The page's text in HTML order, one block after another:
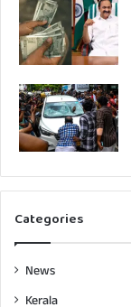
Categories
News
Kerala